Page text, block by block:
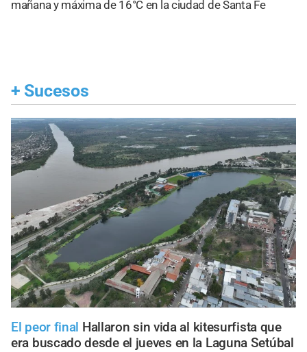
mañana y máxima de 16°C en la ciudad de Santa Fe
+ Sucesos
El peor final Hallaron sin vida al kitesurfista que
era buscado desde el jueves en la Laguna Setúbal